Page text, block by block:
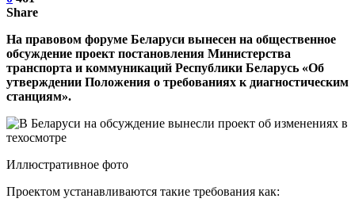
Share
На правовом форуме Беларуси вынесен на общественное
обсуждение проект постановления Министерства
транспорта и коммуникаций Республики Беларусь «Об
утверждении Положения о требованиях к диагностическим
станциям».
Иллюстративное фото
Проектом устанавливаются такие требования как: